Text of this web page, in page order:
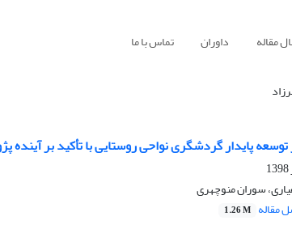
مقاله داوران تماس با ما
پایدار گردشگری نواحی روستایی با تأکید بر
سوران منوچهری
مقاله 1.26 M